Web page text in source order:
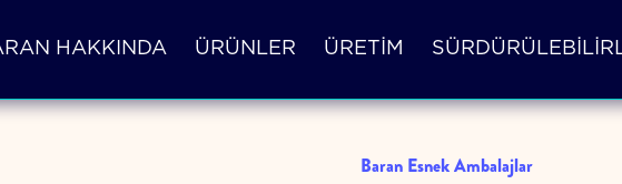
HAKKINDA ÜRÜNLER ÜRETİM
Baran Esnek Ambalajlar